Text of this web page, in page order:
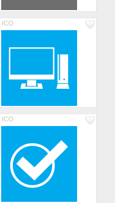
ICO
ICO